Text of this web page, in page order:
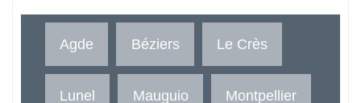
Agde Béziers Le Crès
Lunel Mauguio Montpellier